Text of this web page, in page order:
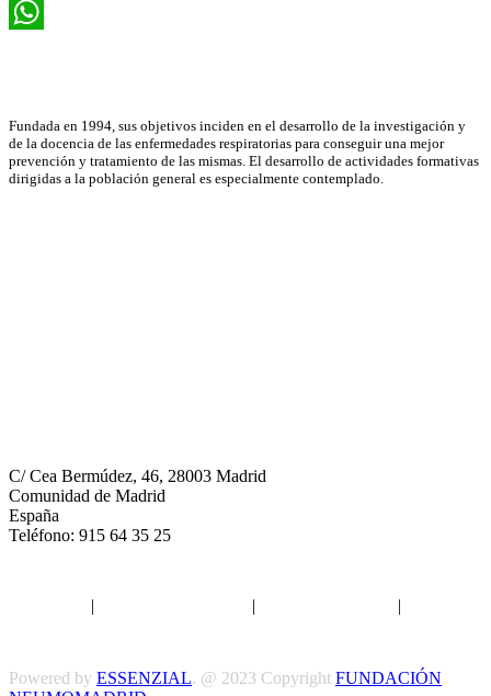
Email
Fundada en 1994, sus objetivos inciden en el desarrollo de la investigación y
de la docencia de las enfermedades respiratorias para conseguir una mejor
prevención y tratamiento de las mismas. El desarrollo de actividades formativas
dirigidas a la población general es especialmente contemplado.
C/ Cea Bermúdez, 46, 28003 Madrid
Comunidad de Madrid
España
Teléfono: 915 64 35 25
| | |
Powered by ESSENZIAL. @ 2023 Copyright FUNDACIÓN